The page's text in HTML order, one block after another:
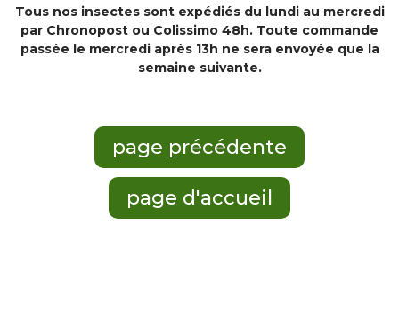
Tous nos insectes sont expédiés du lundi au mercredi
par Chronopost ou Colissimo 48h. Toute commande
passée le mercredi après 13h ne sera envoyée que la
semaine suivante.